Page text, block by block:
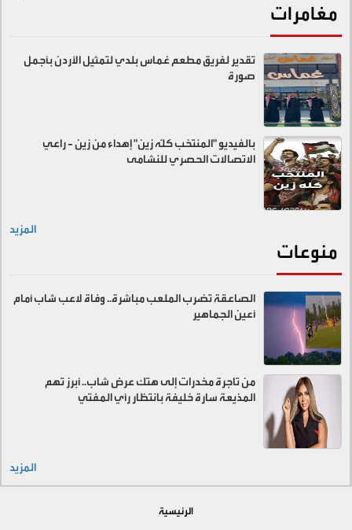
مغامرات
تقدير لفريق مطعم غماس بلدي لتمثيل الأردن بأجمل
صورة
بالفيديو "المنتخب كلّه زين" إهداء من زين - راعي
الاتصالات الحصري للنشامى
المزيد
منوعات
الصاعقة تضرب الملعب مباشرة.. وفاة لاعب شاب أمام
أعين الجماهير
من تاجرة مخدرات إلى هتك عرض شاب.. أبرز تهم
المذيعة سارة خليفة بانتظار رأي المفتي
المزيد
الرئيسية